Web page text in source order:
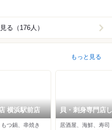
る（176人）
もっと見る
横浜駅前店
もつ鍋、串焼き
貝・刺身専門店
ら 花咲町
居酒屋、海鮮、寿司